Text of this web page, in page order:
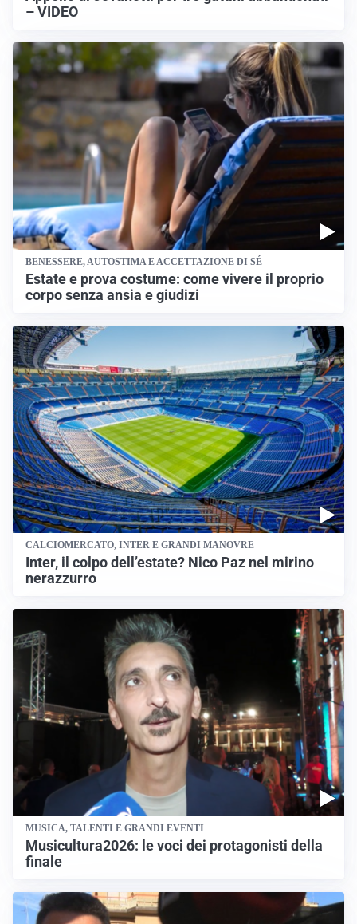
– VIDEO
BENESSERE, AUTOSTIMA E ACCETTAZIONE DI SÉ
Estate e prova costume: come vivere il proprio
corpo senza ansia e giudizi
CALCIOMERCATO, INTER E GRANDI MANOVRE
Inter, il colpo dell’estate? Nico Paz nel mirino
nerazzurro
MUSICA, TALENTI E GRANDI EVENTI
Musicultura2026: le voci dei protagonisti della
finale